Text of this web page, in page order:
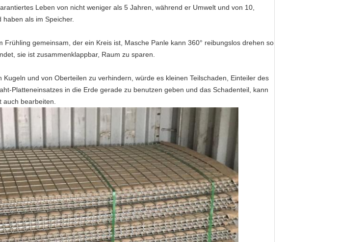
Leben von nicht weniger als 5 Jahren, während er Umwelt und von 10,
als im Speicher.
Frühling gemeinsam, der ein Kreis ist, Masche Panle kann 360° reibungslos drehen so
sie ist zusammenklappbar, Raum zu sparen.
Kugeln und von Oberteilen zu verhindern, würde es kleinen Teilschaden, Einteiler des
Platteneinsatzes in die Erde gerade zu benutzen geben und das Schadenteil, kann
bearbeiten.